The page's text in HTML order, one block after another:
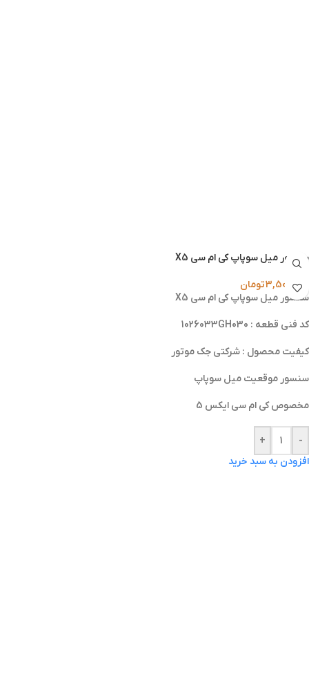
سنسور میل سوپاپ کی ام سی X5
3,500,000تومان
سنسور میل سوپاپ کی ام سی X5
کد فنی قطعه : 1026033GH030
کیفیت محصول : شرکتی جک موتور
سنسور موقعیت میل سوپاپ
مخصوص کی ام سی ایکس 5
-
+
افزودن به سبد خرید